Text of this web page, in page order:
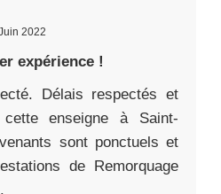
2022
expérience !
Délais respectés et
enseigne à Saint-
sont ponctuels et
de Remorquage